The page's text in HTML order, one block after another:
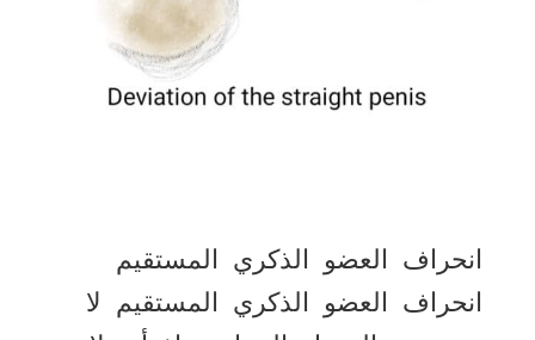
انحراف العضو الذكري المستقيم
انحراف العضو الذكري المستقيم لا